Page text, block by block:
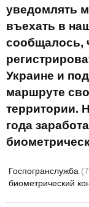
уведомлять
въехать в
сообщалось,
Украине и
маршруте
территории.
года
Госпогранслужба
биометрический